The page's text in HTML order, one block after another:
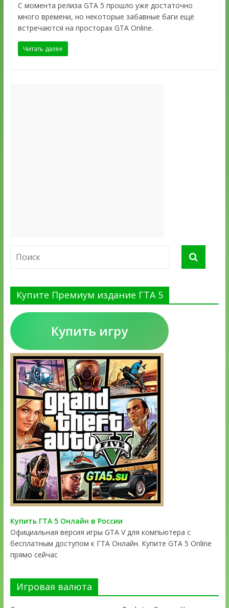
С момента релиза GTA 5 прошло уже достаточно
много времени, но некоторые забавные баги ещё
встречаются на просторах GTA Online.
Читать далее
Купите Премиум издание ГТА 5
Купить игру
Купить ГТА 5 Онлайн в России
Официальная версия игры GTA V для компьютера с
бесплатным доступом к ГТА Онлайн. Купите GTA 5 Online
прямо сейчас
Игровая валюта